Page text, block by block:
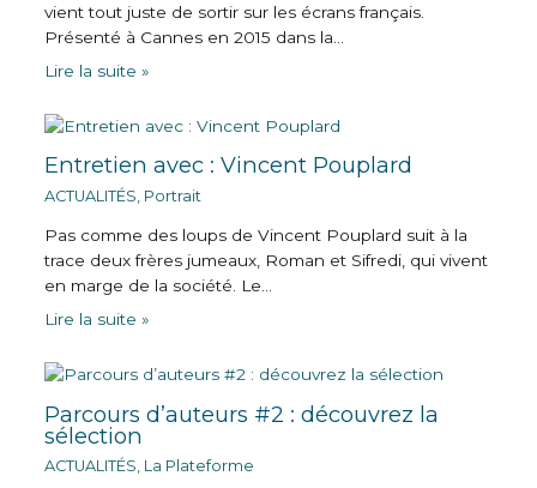
vient tout juste de sortir sur les écrans français.
Présenté à Cannes en 2015 dans la…
Lire la suite »
Entretien avec : Vincent Pouplard
ACTUALITÉS Portrait
Pas comme des loups de Vincent Pouplard suit à la
trace deux frères jumeaux, Roman et Sifredi, qui vivent
en marge de la société. Le…
Lire la suite »
Parcours d’auteurs #2 : découvrez la
sélection
ACTUALITÉS, La Plateforme